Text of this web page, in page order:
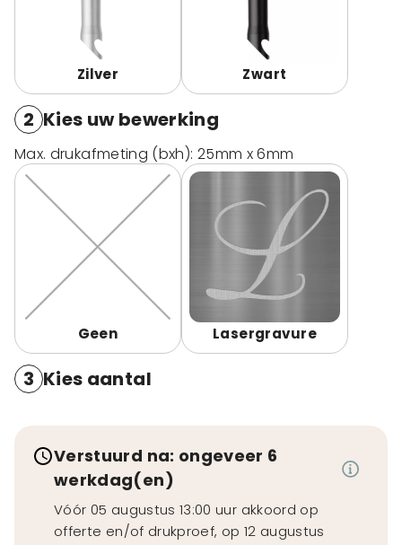
Zilver Zwart
2 Kies uw bewerking
Max. drukafmeting (bxh): 25mm x 6mm
Geen Lasergravure
3 Kies aantal
Verstuurd na: ongeveer 6
werkdag(en)
Vóór 05 augustus 13:00 uur akkoord op
offerte en/of drukproef, op 12 augustus